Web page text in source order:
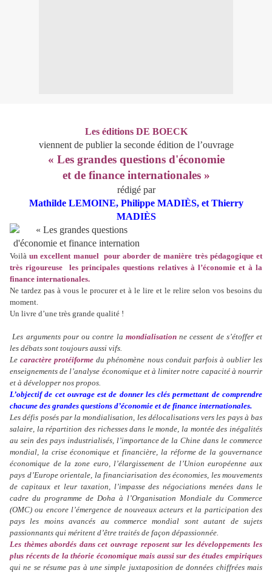
Les éditions DE BOECK
viennent de publier la seconde édition de l’ouvrage
« Les grandes questions d'économie
et de finance internationales »
rédigé par
Mathilde LEMOINE, Philippe MADIÈS, et Thierry
MADIÈS
Voilàun excellent manuel pour aborder de manière très pédagogique et
très rigoureuse
les principales questions relatives à l’économie et à la
finance internationales.
Ne tardez pas à vous le procurer et à le lire et le relire selon vos besoins du
moment.
Un livre d’une très grande qualité !
Les arguments pour ou contre la mondialisationne cessent de s’étoffer et
les débats sont toujours aussi vifs.
Lecaractère protéiforme du phénomène nous conduit parfois à oublier les
enseignements de l’analyse économique et à limiter notre capacité à nourrir
et à développer nos propos.
L’objectif de cet ouvrage est de donner les clés permettant de comprendre
chacune des grandes questions d’économie et de finance internationales.
Les défis posés par la mondialisation, les délocalisations vers les pays à bas
salaire, la répartition des richesses dans le monde, la montée des inégalités
au sein des pays industrialisés, l’importance de la Chine dans le commerce
mondial, la crise économique et financière, la réforme de la gouvernance
économique de la zone euro, l’élargissement de l’Union européenne aux
pays d’Europe orientale, la financiarisation des économies, les mouvements
de capitaux et leur taxation, l’impasse des négociations menées dans le
cadre du programme de Doha à l’Organisation Mondiale du Commerce
(OMC) ou encore l’émergence de nouveaux acteurs et la participation des
pays les moins avancés au commerce mondial sont autant de sujets
passionnants qui méritent d’être traités de façon dépassionnée.
Les thèmes abordés dans cet ouvrage reposent sur les développements les
plus récents de la théorie économique mais aussi sur des études empiriques
qui ne se résume pas à une simple juxtaposition de données chiffrées mais